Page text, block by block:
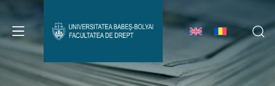
Avizier Studenți
Studii